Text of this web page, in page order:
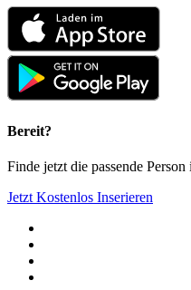
Bereit?
Finde jetzt die passende
Jetzt Kostenlos Inserieren